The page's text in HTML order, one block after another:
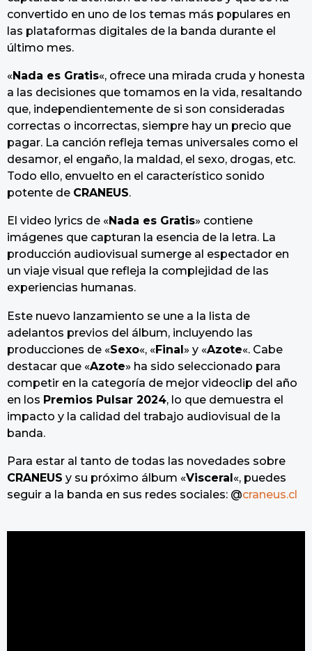
convertido en uno de los temas más populares en
las plataformas digitales de la banda durante el
último mes.
«Nada es Gratis«, ofrece una mirada cruda y honesta
a las decisiones que tomamos en la vida, resaltando
que, independientemente de si son consideradas
correctas o incorrectas, siempre hay un precio que
pagar. La canción refleja temas universales como el
desamor, el engaño, la maldad, el sexo, drogas, etc.
Todo ello, envuelto en el característico sonido
potente de CRANEUS.
El video lyrics de «Nada es Gratis» contiene
imágenes que capturan la esencia de la letra. La
producción audiovisual sumerge al espectador en
un viaje visual que refleja la complejidad de las
experiencias humanas.
Este nuevo lanzamiento se une a la lista de
adelantos previos del álbum, incluyendo las
producciones de «Sexo«, «Final» y «Azote«. Cabe
destacar que «Azote» ha sido seleccionado para
competir en la categoría de mejor videoclip del año
en los Premios Pulsar 2024, lo que demuestra el
impacto y la calidad del trabajo audiovisual de la
banda.
Para estar al tanto de todas las novedades sobre
CRANEUS y su próximo álbum «Visceral«, puedes
seguir a la banda en sus redes sociales: @craneus.cl